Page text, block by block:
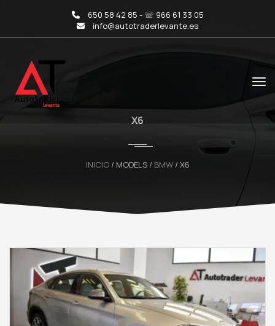
650 58 42 85 - ☏ 966 61 33 05
info@autotraderlevante.es
X6
INICIO/ MODELS / BMW/ X6